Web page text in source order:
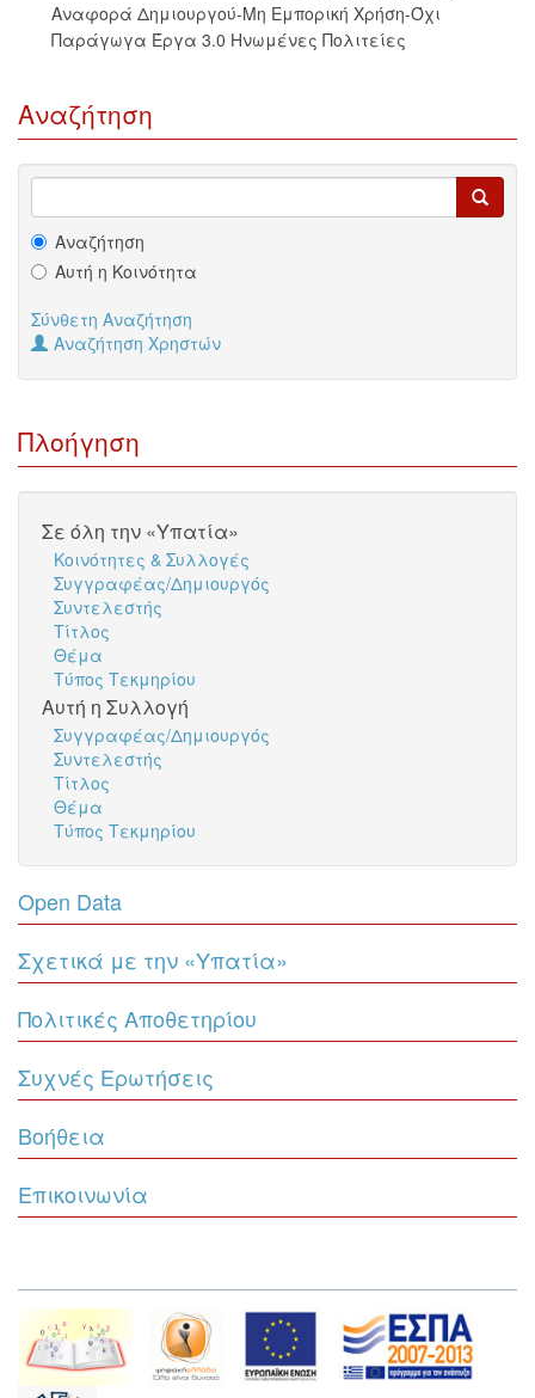
Αναφορά Δημιουργού-Μη Εμπορική Χρήση-Όχι
Παράγωγα Έργα 3.0 Ηνωμένες Πολιτείες
Αναζήτηση
Αναζήτηση
Αυτή η Κοινότητα
Σύνθετη Αναζήτηση
Αναζήτηση Χρηστών
Πλοήγηση
Σε όλη την «Υπατία»
Κοινότητες & Συλλογές
Συγγραφέας/Δημιουργός
Συντελεστής
Τίτλος
Θέμα
Τύπος Τεκμηρίου
Αυτή η Συλλογή
Συγγραφέας/Δημιουργός
Συντελεστής
Τίτλος
Θέμα
Τύπος Τεκμηρίου
Open Data
Σχετικά με την «Υπατία»
Πολιτικές Αποθετηρίου
Συχνές Ερωτήσεις
Βοήθεια
Επικοινωνία